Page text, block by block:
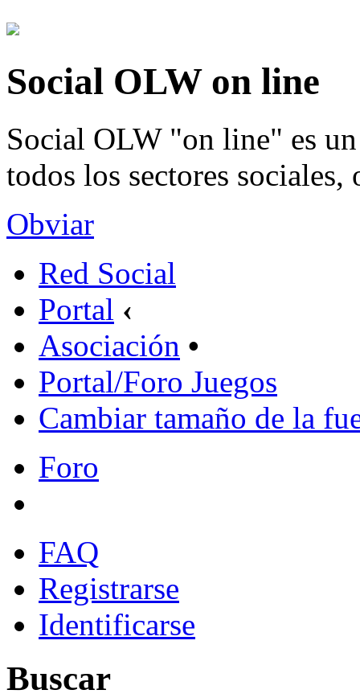
Social OLW on line
Social OLW "on line" es
todos los sectores sociales,
Obviar
Red Social
Portal ‹
Asociación •
Portal/Foro Juegos
Cambiar tamaño de la
Foro
FAQ
Registrarse
Identificarse
Buscar